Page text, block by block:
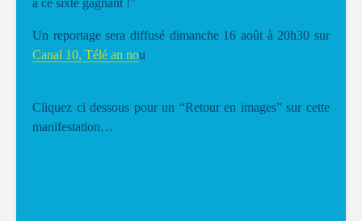
à ce sixté gagnant !”
Un reportage sera diffusé dimanche 16 août à 20h30 sur
Canal 10, Télé an nou
Cliquez ci dessous pour un “Retour en images” sur cette
manifestation…